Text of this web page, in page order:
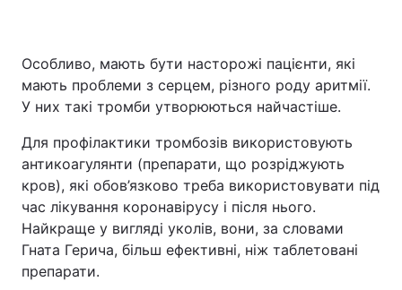
Особливо, мають бути насторожі пацієнти, які
мають проблеми з серцем, різного роду аритмії.
У них такі тромби утворюються найчастіше.
Для профілактики тромбозів використовують
антикоагулянти (препарати, що розріджують
кров), які обов’язково треба використовувати під
час лікування коронавірусу і після нього.
Найкраще у вигляді уколів, вони, за словами
Гната Герича, більш ефективні, ніж таблетовані
препарати.